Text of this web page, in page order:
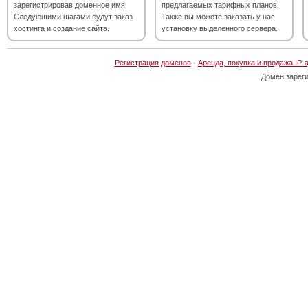
зарегистрировав доменное имя.
Следующими шагами будут заказ
хостинга и создание сайта.
предлагаемых тарифных планов.
Также вы можете заказать у нас
установку выделенного сервера.
Регистрация доменов· Аренда, покупка и продажа IP-
Домен